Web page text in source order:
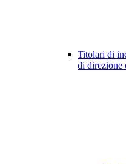
Titolari di
di direzione